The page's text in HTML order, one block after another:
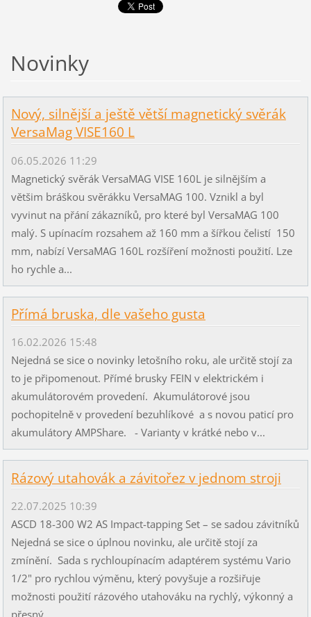
Novinky
Nový, silnější a ještě větší magnetický svěrák
VersaMag VISE160 L
06.05.2026 11:29
Magnetický svěrák VersaMAG VISE 160L je silnějším a
většim bráškou svěrákku VersaMAG 100. Vznikl a byl
vyvinut na přání zákazníků, pro které byl VersaMAG 100
malý. S upínacím rozsahem až 160 mm a šířkou čelistí 150
mm, nabízí VersaMAG 160L rozšíření možnosti použití. Lze
ho rychle a...
Přímá bruska, dle vašeho gusta
16.02.2026 15:48
Nejedná se sice o novinky letošního roku, ale určitě stojí za
to je připomenout. Přímé brusky FEIN v elektrickém i
akumulátorovém provedení. Akumulátorové jsou
pochopitelně v provedení bezuhlíkové a s novou paticí pro
akumulátory AMPShare. - Varianty v krátké nebo v...
Rázový utahovák a závitořez v jednom stroji
22.07.2025 10:39
ASCD 18-300 W2 AS Impact-tapping Set – se sadou závitníků
Nejedná se sice o úplnou novinku, ale určitě stojí za
zmínění. Sada s rychloupínacím adaptérem systému Vario
1/2" pro rychlou výměnu, který povyšuje a rozšiřuje
možnosti použití rázového utahováku na rychlý, výkonný a
přesný...